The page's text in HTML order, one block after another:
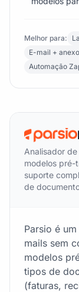
Melhor para:
E-mail +
Automação
Analisador
modelos pré-
suporte
de
Parsio é
mails sem
modelos
tipos de
(faturas,